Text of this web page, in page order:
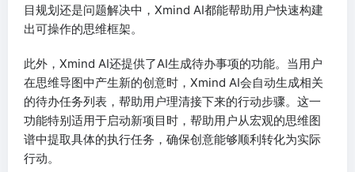
目规划还是问题解决中，Xmind AI都能帮助用户快速构建
出可操作的思维框架。
此外，Xmind AI还提供了AI生成待办事项的功能。当用户
在思维导图中产生新的创意时，Xmind AI会自动生成相关
的待办任务列表，帮助用户理清接下来的行动步骤。这一
功能特别适用于启动新项目时，帮助用户从宏观的思维图
谱中提取具体的执行任务，确保创意能够顺利转化为实际
行动。